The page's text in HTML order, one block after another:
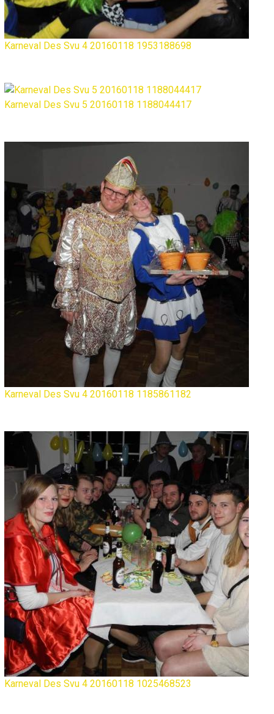
Karneval Des Svu 4 20160118 1953188698
Karneval Des Svu 5 20160118 1188044417
Karneval Des Svu 4 20160118 1185861182
Karneval Des Svu 4 20160118 1025468523